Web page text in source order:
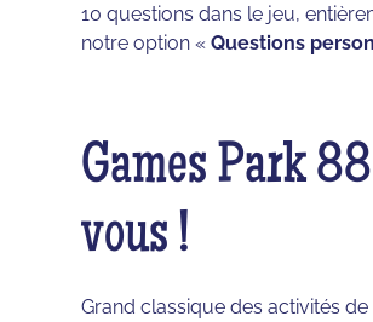
10 questions dans le jeu,
notre option «Questions
Games Park
vous !
Grand classique des activités de